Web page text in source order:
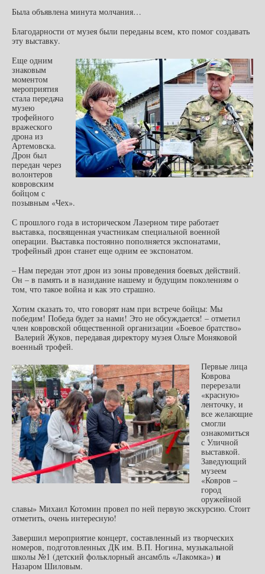
Была объявлена минута молчания…
Благодарности от музея были переданы всем, кто помог создавать
эту выставку.
Еще одним
знаковым
моментом
мероприятия
стала передача
музею
трофейного
вражеского
дрона из
Артемовска.
Дрон был
передан через
волонтеров
ковровским
бойцом с
позывным «Чех».
С прошлого года в историческом Лазерном тире работает
выставка, посвященная участникам специальной военной
операции. Выставка постоянно пополняется экспонатами,
трофейный дрон станет еще одним ее экспонатом.
– Нам передан этот дрон из зоны проведения боевых действий.
Он – в память и в назидание нашему и будущим поколениям о
том, что такое война и как это страшно.
Хотим сказать то, что говорят нам при встрече бойцы: Мы
победим! Победа будет за нами! Это не обсуждается! – отметил
член ковровской общественной организации «Боевое братство»
Валерий Жуков, передавая директору музея Ольге Моняковой
военный трофей.
Первые лица
Коврова
перерезали
«красную»
ленточку, и
все желающие
смогли
ознакомиться
с Уличной
выставкой.
Заведующий
музеем
«Ковров –
город
оружейной
славы» Михаил Котомин провел по ней первую экскурсию. Стоит
отметить, очень интересную!
Завершил мероприятие концерт, составленный из творческих
номеров, подготовленных ДК им. В.П. Ногина, музыкальной
школы №1 (детский фольклорный ансамбль «Лакомка») и
Назаром Шиловым.